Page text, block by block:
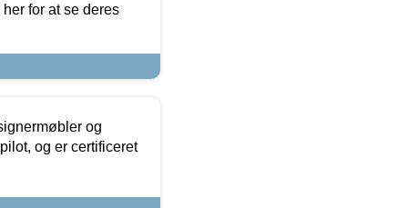
for at se deres
og
og er certificeret